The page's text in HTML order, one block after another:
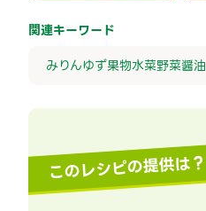
関連キーワード
みりんゆず果物水菜野菜醤油
このレシピの提供は？